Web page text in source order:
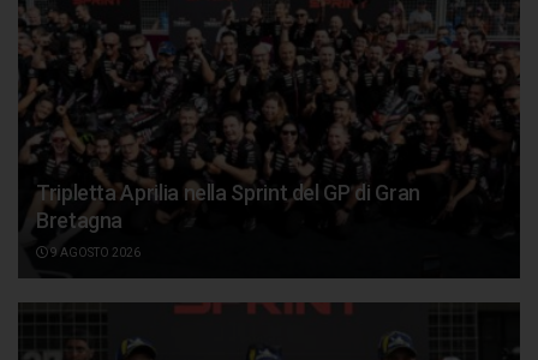
Tripletta Aprilia nella Sprint del GP di Gran
Bretagna
9 AGOSTO 2026